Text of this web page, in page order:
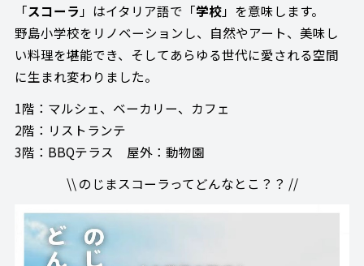
「スコーラ 」はイタリア語で「学校」を意味します。
野島小学校をリノベーションし、自然やアート、美味し
い料理を堪能でき、そしてあらゆる世代に愛される空間
に生まれ変わりました。
1階：マルシェ、ベーカリー、カフェ
2階：リストランテ
3階：BBQテラス 屋外：動物園
\\ のじまスコーラってどんなとこ？？ //